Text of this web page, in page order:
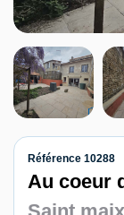
Contact
Référence 10288
Au coeur